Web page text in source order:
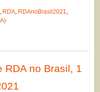
, RDA, RDAnoBrasil2021,
RDA no Brasil, 1